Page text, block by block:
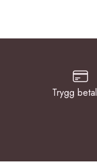
Trygg